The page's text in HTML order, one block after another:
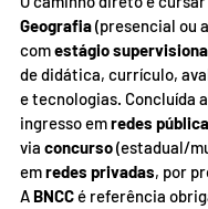
Geografia (presencial ou
com estágio
de didática, currículo,
e tecnologias. Concluída
ingresso em redes
via concurso (estadual/
em redes privadas, por
A BNCC é referência